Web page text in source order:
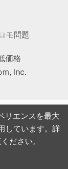
リエンスを最大
しています。詳
ださい。
モ問題
価格
Inc.